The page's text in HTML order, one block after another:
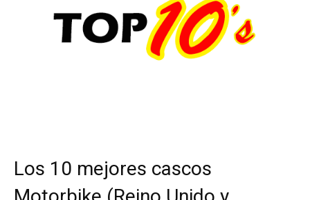
Los 10 mejores cascos